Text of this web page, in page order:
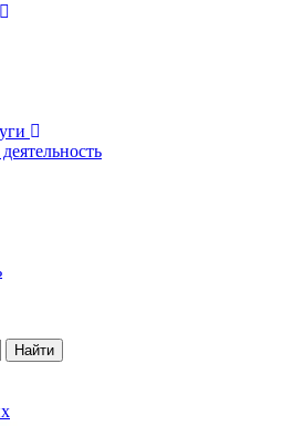
Найти